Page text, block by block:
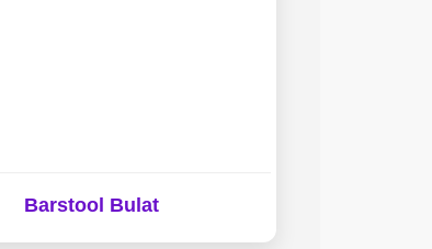
Barstool Bulat